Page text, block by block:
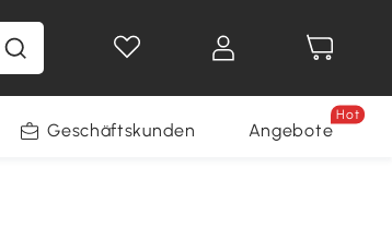
Gewinnspiele
RestpostenGeschäftskunden Angebote
Hot